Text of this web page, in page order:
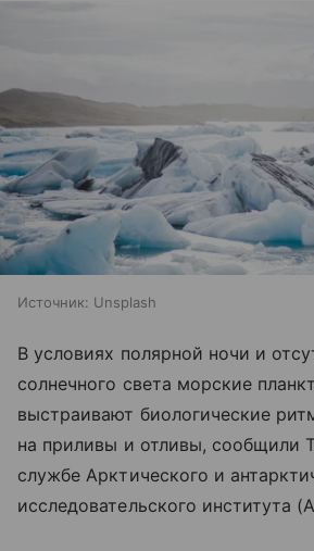
Источник: Unsplash
В условиях полярной ночи и
солнечного света морские
выстраивают биологические
на приливы и отливы, сообщили
службе Арктического и
исследовательского института